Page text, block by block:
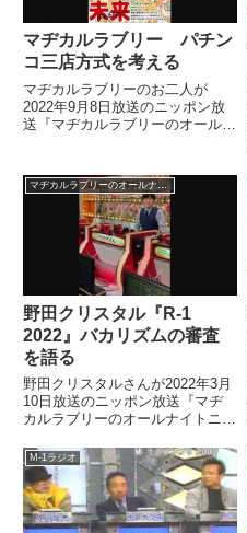
マヂカルラブリー パチン
コ三店方式を考える
マヂカルラブリーのお二人が
2022年9月8日放送のニッポン放
送『マヂカルラブリーのオールナ
た。
マヂカルラブリーのオールナイトニッポン0
野田クリスタル『R-1
2022』バカリズムの審査
を語る
野田クリスタルさんが2022年3月
10日放送のニッポン放送『マヂ
カルラブリーのオールナイトニッ
2022』を振り返り。今回から審
査員に加わったバカリズムさんの
審査について話していました。
M-1ラジオ